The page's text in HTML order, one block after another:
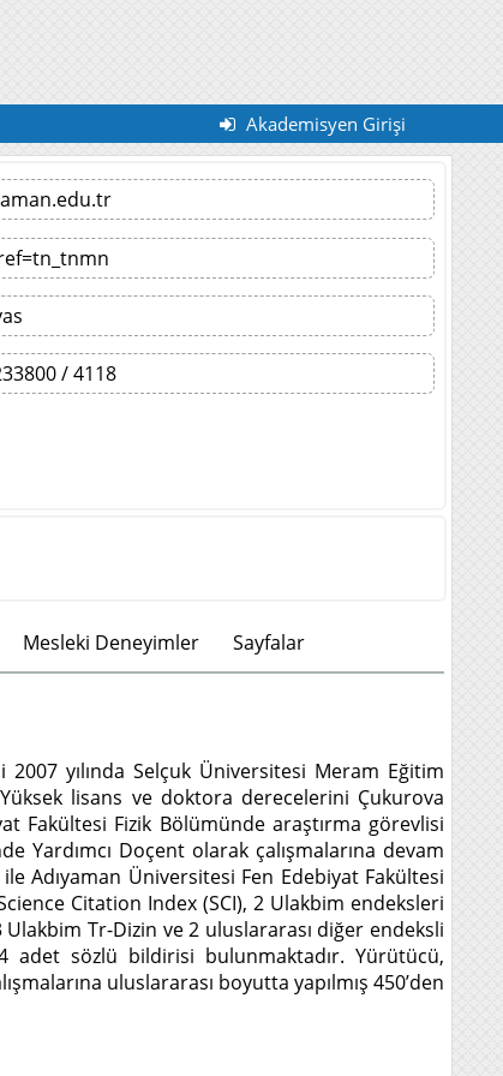
Akademisyen Girişi
/ 4118
Mesleki Deneyimler Sayfalar
yılında Selçuk Üniversitesi Meram Eğitim
lisans ve doktora derecelerini Çukurova
Fakültesi Fizik Bölümünde araştırma görevlisi
Yardımcı Doçent olarak çalışmalarına devam
Adıyaman Üniversitesi Fen Edebiyat Fakültesi
Citation Index (SCI), 2 Ulakbim endeksleri
Tr-Dizin ve 2 uluslararası diğer endeksli
adet sözlü bildirisi bulunmaktadır. Yürütücü,
uluslararası boyutta yapılmış 450’den